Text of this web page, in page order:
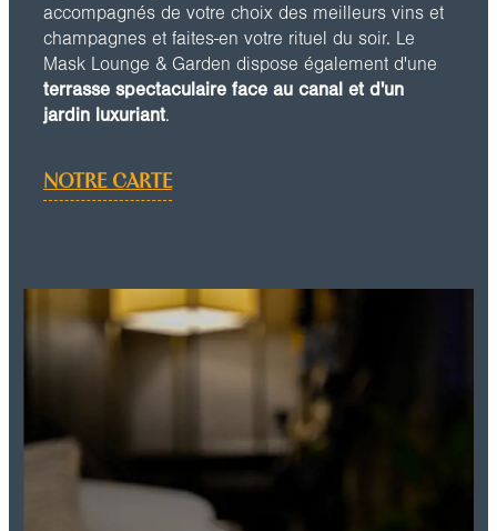
accompagnés de votre choix des meilleurs vins et
champagnes et faites-en votre rituel du soir. Le
Mask Lounge & Garden dispose également d'une
terrasse spectaculaire face au canal et d'un
jardin luxuriant.
NOTRE CARTE